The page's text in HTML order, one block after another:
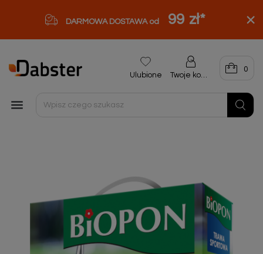
DARMOWA DOSTAWA od 99 zł*

Ulubione Twoje konto
0